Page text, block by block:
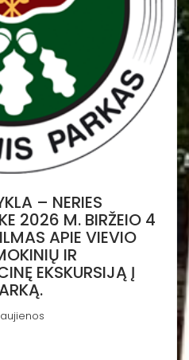
– NERIES
2026 M. BIRŽEIO 4
APIE VIEVIO
IR
EKSKURSIJĄ Į